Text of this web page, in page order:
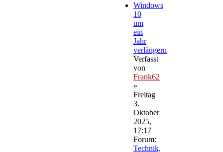
Windows
10
um
ein
Jahr
verlängern
Verfasst
von
Frank62
»
Freitag
3.
Oktober
2025,
17:17
Forum:
Technik,